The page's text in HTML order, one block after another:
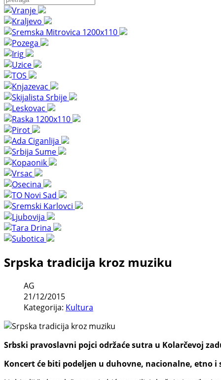
Srpska tradicija kroz muziku
AG
21/12/2015
Kategorija: Kultura
Srbski pravoslavni pojci održaće sutra u Kolarčevoj
Koncert će biti podeljen u duhovne, nacionalne, etno